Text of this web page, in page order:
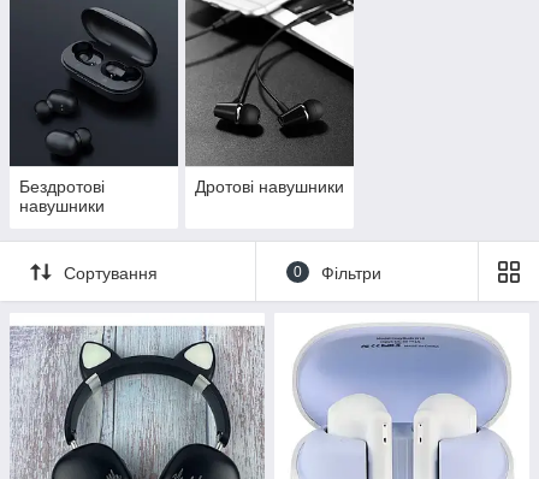
Бездротові
навушники
Дротові навушники
Сортування 0 Фільтри